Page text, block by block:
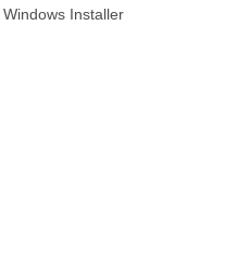
Installer